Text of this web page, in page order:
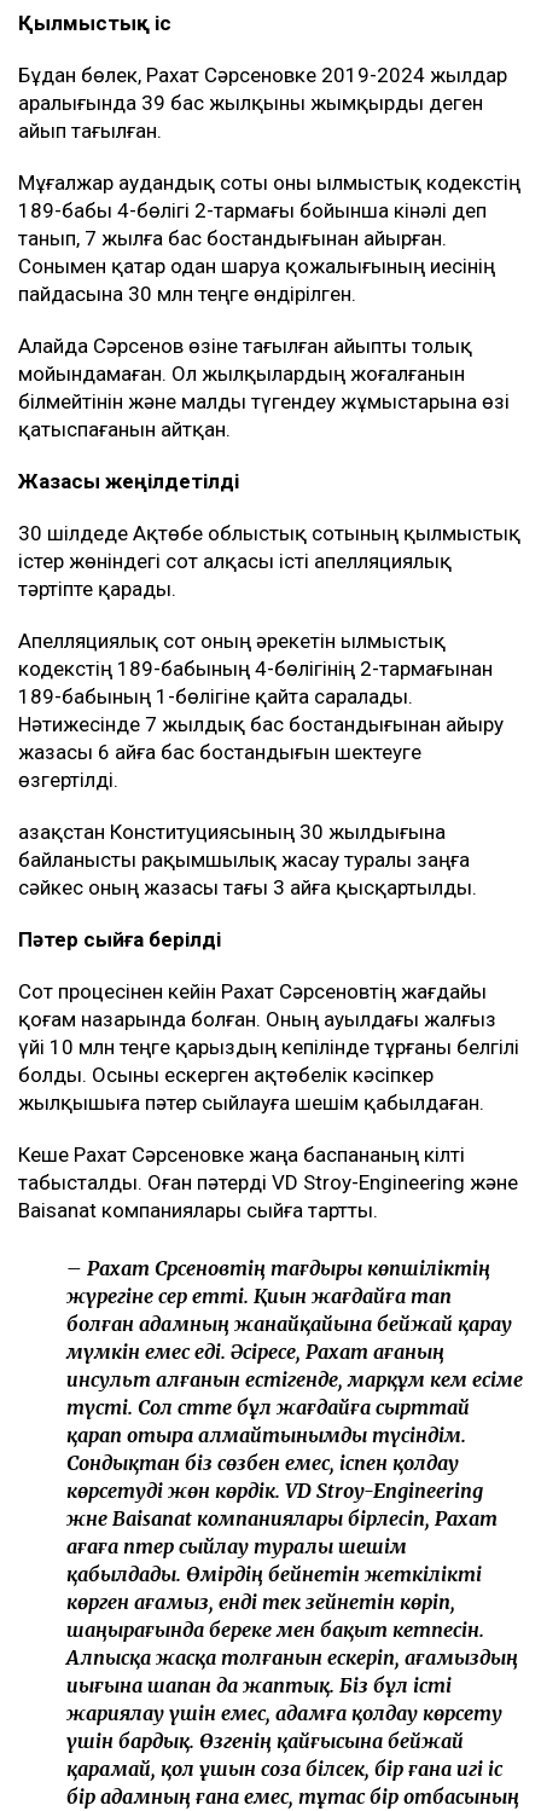
Қылмыстық іс
Бұдан бөлек, Рахат Сәрсеновке 2019-2024 жылдар
аралығында 39 бас жылқыны жымқырды деген
айып тағылған.
Мұғалжар аудандық соты оны Қылмыстық кодекстің
189-бабы 4-бөлігі 2-тармағы бойынша кінәлі деп
танып, 7 жылға бас бостандығынан айырған.
Сонымен қатар одан шаруа қожалығының иесінің
пайдасына 30 млн теңге өндірілген.
Алайда Сәрсенов өзіне тағылған айыпты толық
мойындамаған. Ол жылқылардың жоғалғанын
білмейтінін және малды түгендеу жұмыстарына өзі
қатыспағанын айтқан.
Жазасы жеңілдетілді
30 шілдеде Ақтөбе облыстық сотының қылмыстық
істер жөніндегі сот алқасы істі апелляциялық
тәртіпте қарады.
Апелляциялық сот оның әрекетін Қылмыстық
кодекстің 189-бабының 4-бөлігінің 2-тармағынан
189-бабының 1-бөлігіне қайта саралады.
Нәтижесінде 7 жылдық бас бостандығынан айыру
жазасы 6 айға бас бостандығын шектеуге
өзгертілді.
Қазақстан Конституциясының 30 жылдығына
байланысты рақымшылық жасау туралы заңға
сәйкес оның жазасы тағы 3 айға қысқартылды.
Пәтер сыйға берілді
Сот процесінен кейін Рахат Сәрсеновтің жағдайы
қоғам назарында болған. Оның ауылдағы жалғыз
үйі 10 млн теңге қарыздың кепілінде тұрғаны белгілі
болды. Осыны ескерген ақтөбелік кәсіпкер
жылқышыға пәтер сыйлауға шешім қабылдаған.
Кеше Рахат Сәрсеновке жаңа баспананың кілті
табысталды. Оған пәтерді VD Stroy-Engineering және
Baisanat компаниялары сыйға тартты.
– Рахат Сәрсеновтің тағдыры көпшіліктің
жүрегіне әсер етті. Қиын жағдайға тап
болған адамның жанайқайына бейжай қарау
мүмкін емес еді. Әсіресе, Рахат ағаның
инсульт алғанын естігенде, марқұм әкем есіме
түсті. Сол сәтте бұл жағдайға сырттай
қарап отыра алмайтынымды түсіндім.
Сондықтан біз сөзбен емес, іспен қолдау
көрсетуді жөн көрдік. VD Stroy-Engineering
және Baisanat компаниялары бірлесіп, Рахат
ағаға пәтер сыйлау туралы шешім
қабылдады. Өмірдің бейнетін жеткілікті
көрген ағамыз, енді тек зейнетін көріп,
шаңырағында береке мен бақыт кетпесін.
Алпысқа жасқа толғанын ескеріп, ағамыздың
иығына шапан да жаптық. Біз бұл істі
жариялау үшін емес, адамға қолдау көрсету
үшін бардық. Өзгенің қайғысына бейжай
қарамай, қол ұшын соза білсек, бір ғана игі іс
бір адамның ғана емес, тұтас бір отбасының